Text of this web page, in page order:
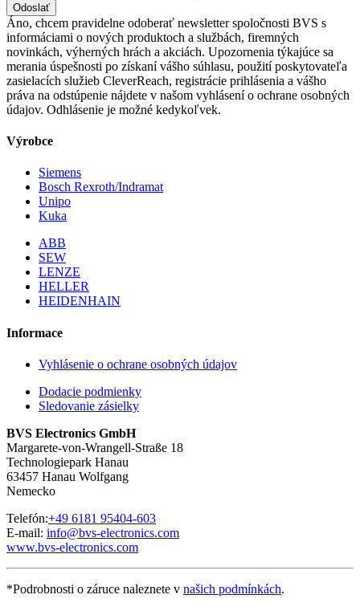
Odoslať
Áno, chcem pravidelne odoberať newsletter spoločnosti BVS s
informáciami o nových produktoch a službách, firemných
novinkách, výherných hrách a akciách. Upozornenia týkajúce sa
merania úspešnosti po získaní vášho súhlasu, použití poskytovateľa
zasielacích služieb CleverReach, registrácie prihlásenia a vášho
práva na odstúpenie nájdete v našom vyhlásení o ochrane osobných
údajov. Odhlásenie je možné kedykoľvek.
Výrobce
Siemens
Bosch Rexroth/Indramat
Unipo
Kuka
ABB
SEW
LENZE
HELLER
HEIDENHAIN
Informace
Vyhlásenie o ochrane osobných údajov
Dodacie podmienky
Sledovanie zásielky
BVS Electronics GmbH
Margarete-von-Wrangell-Straße 18
Technologiepark Hanau
63457 Hanau Wolfgang
Nemecko
Telefón:+49 6181 95404-603
E-mail: info@bvs-electronics.com
www.bvs-electronics.com
*Podrobnosti o záruce naleznete v našich podmínkách.